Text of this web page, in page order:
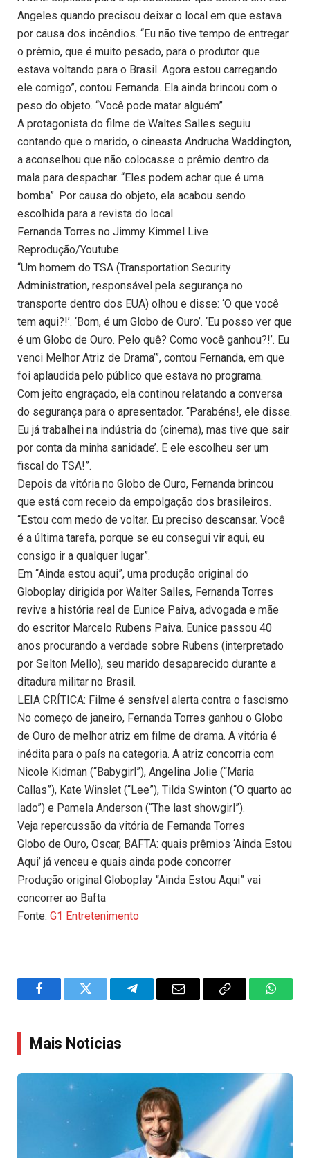
Angeles quando precisou deixar o local em que estava
por causa dos incêndios. “Eu não tive tempo de entregar
o prêmio, que é muito pesado, para o produtor que
estava voltando para o Brasil. Agora estou carregando
ele comigo”, contou Fernanda. Ela ainda brincou com o
peso do objeto. “Você pode matar alguém”.
A protagonista do filme de Waltes Salles seguiu
contando que o marido, o cineasta Andrucha Waddington,
a aconselhou que não colocasse o prêmio dentro da
mala para despachar. “Eles podem achar que é uma
bomba”. Por causa do objeto, ela acabou sendo
escolhida para a revista do local.
Fernanda Torres no Jimmy Kimmel Live
Reprodução/Youtube
“Um homem do TSA (Transportation Security
Administration, responsável pela segurança no
transporte dentro dos EUA) olhou e disse: ‘O que você
tem aqui?!’. ‘Bom, é um Globo de Ouro’. ‘Eu posso ver que
é um Globo de Ouro. Pelo quê? Como você ganhou?!’. Eu
venci Melhor Atriz de Drama’”, contou Fernanda, em que
foi aplaudida pelo público que estava no programa.
Com jeito engraçado, ela continou relatando a conversa
do segurança para o apresentador. “Parabéns!, ele disse.
Eu já trabalhei na indústria do (cinema), mas tive que sair
por conta da minha sanidade’. E ele escolheu ser um
fiscal do TSA!”.
Depois da vitória no Globo de Ouro, Fernanda brincou
que está com receio da empolgação dos brasileiros.
“Estou com medo de voltar. Eu preciso descansar. Você
é a última tarefa, porque se eu consegui vir aqui, eu
consigo ir a qualquer lugar”.
Em “Ainda estou aqui”, uma produção original do
Globoplay dirigida por Walter Salles, Fernanda Torres
revive a história real de Eunice Paiva, advogada e mãe
do escritor Marcelo Rubens Paiva. Eunice passou 40
anos procurando a verdade sobre Rubens (interpretado
por Selton Mello), seu marido desaparecido durante a
ditadura militar no Brasil.
LEIA CRÍTICA: Filme é sensível alerta contra o fascismo
No começo de janeiro, Fernanda Torres ganhou o Globo
de Ouro de melhor atriz em filme de drama. A vitória é
inédita para o país na categoria. A atriz concorria com
Nicole Kidman (“Babygirl”), Angelina Jolie (“Maria
Callas”), Kate Winslet (“Lee”), Tilda Swinton (“O quarto ao
lado”) e Pamela Anderson (“The last showgirl”).
Veja repercussão da vitória de Fernanda Torres
Globo de Ouro, Oscar, BAFTA: quais prêmios ‘Ainda Estou
Aqui’ já venceu e quais ainda pode concorrer
Produção original Globoplay “Ainda Estou Aqui” vai
concorrer ao Bafta
Fonte: G1 Entretenimento
FacebookTwitter TelegramEmail
Copy
Mais Notícias